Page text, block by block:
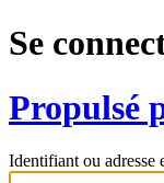
Se
Propulsé
Identifiant ou adresse